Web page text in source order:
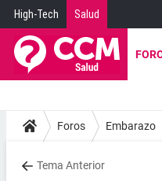
High-Tech Salud
Foros Embarazo
Tema Anterior